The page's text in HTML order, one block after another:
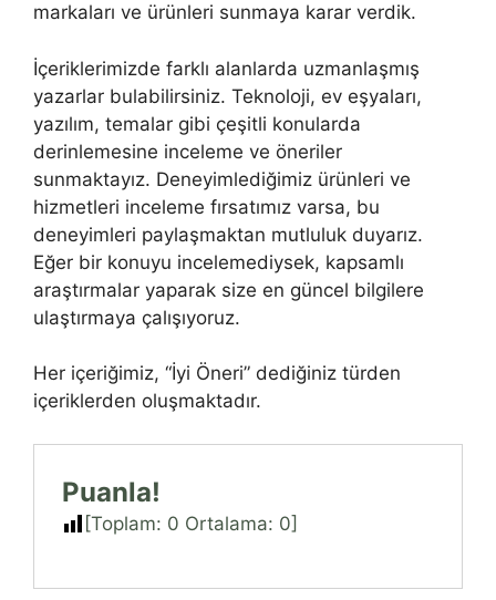
markaları ve ürünleri sunmaya karar verdik.
İçeriklerimizde farklı alanlarda uzmanlaşmış
yazarlar bulabilirsiniz. Teknoloji, ev eşyaları,
yazılım, temalar gibi çeşitli konularda
derinlemesine inceleme ve öneriler
sunmaktayız. Deneyimlediğimiz ürünleri ve
hizmetleri inceleme fırsatımız varsa, bu
deneyimleri paylaşmaktan mutluluk duyarız.
Eğer bir konuyu incelemediysek, kapsamlı
araştırmalar yaparak size en güncel bilgilere
ulaştırmaya çalışıyoruz.
Her içeriğimiz, “İyi Öneri” dediğiniz türden
içeriklerden oluşmaktadır.
Puanla!
[Toplam: 0 Ortalama: 0]